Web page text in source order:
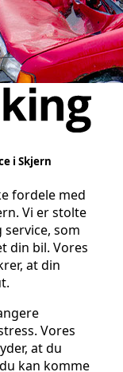
i Skjern
fordele med
Vi er stolte
som
din bil. Vores
at din
Vores
at du
kan komme